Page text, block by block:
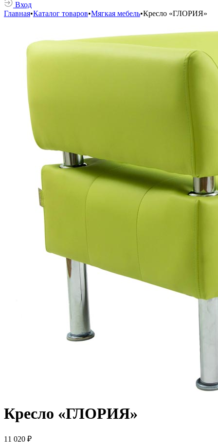
Вход
Главная•Каталог товаров•Мягкая мебель•Кресло «ГЛОРИЯ»
Кресло «ГЛОРИЯ»
11 020 ₽